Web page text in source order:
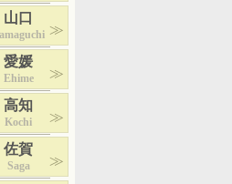
山口
愛媛
Ehime
高知
Kochi
佐賀
Saga